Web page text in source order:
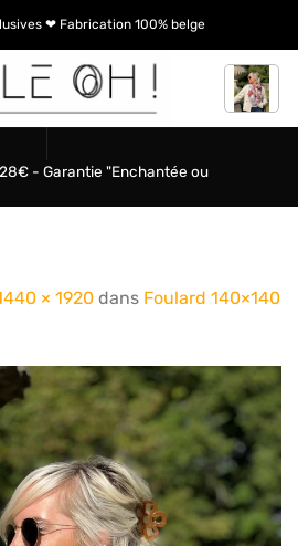
❤ Fabrication 100% belge
- Garantie "Enchantée ou
× 1920 dans Foulard 140×140